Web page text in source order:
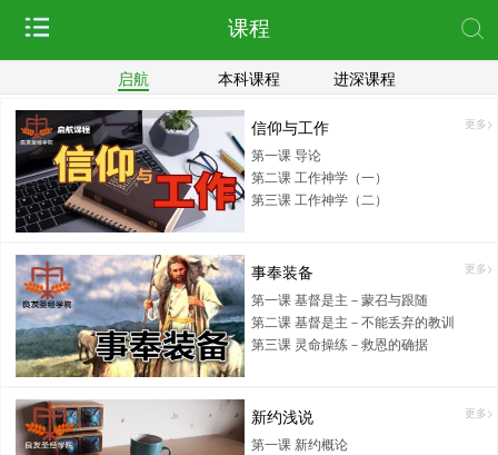
课程
启航 本科课程 进深课程
信仰与工作 更多>
第一课 导论
第二课 工作神学（一）
第三课 工作神学（二）
事奉装备 更多>
第一课 基督是主－蒙召与跟随
第二课 基督是主－不能丢弃的教训
第三课 灵命操练－救恩的确据
新约浅说 更多>
第一课 新约概论